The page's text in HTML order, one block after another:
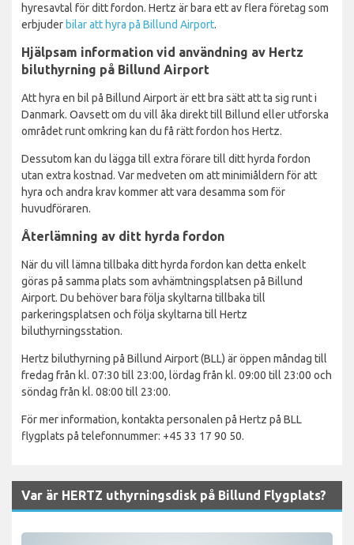
hyresavtal för ditt fordon. Hertz är bara ett av flera företag som
erbjuderbilar att hyra på Billund Airport.
Hjälpsam information vid användning av Hertz
biluthyrning på Billund Airport
Att hyra en bil på Billund Airport är ett bra sätt att ta sig runt i
Danmark. Oavsett om du vill åka direkt till Billund eller utforska
området runt omkring kan du få rätt fordon hos Hertz.
Dessutom kan du lägga till extra förare till ditt hyrda fordon
utan extra kostnad. Var medveten om att minimiåldern för att
hyra och andra krav kommer att vara desamma som för
huvudföraren.
Återlämning av ditt hyrda fordon
När du vill lämna tillbaka ditt hyrda fordon kan detta enkelt
göras på samma plats som avhämtningsplatsen på Billund
Airport. Du behöver bara följa skyltarna tillbaka till
parkeringsplatsen och följa skyltarna till Hertz
biluthyrningsstation.
Hertz biluthyrning på Billund Airport (BLL) är öppen måndag till
fredag från kl. 07:30 till 23:00, lördag från kl. 09:00 till 23:00 och
söndag från kl. 08:00 till 23:00.
För mer information, kontakta personalen på Hertz på BLL
flygplats på telefonnummer: +45 33 17 90 50.
Var är HERTZ uthyrningsdisk på Billund Flygplats?